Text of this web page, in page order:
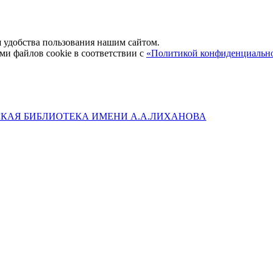
пользования нашим сайтом.
файлов cookie в соответствии с «Политикой
БИБЛИОТЕКА ИМЕНИ А.А.ЛИХАНОВА